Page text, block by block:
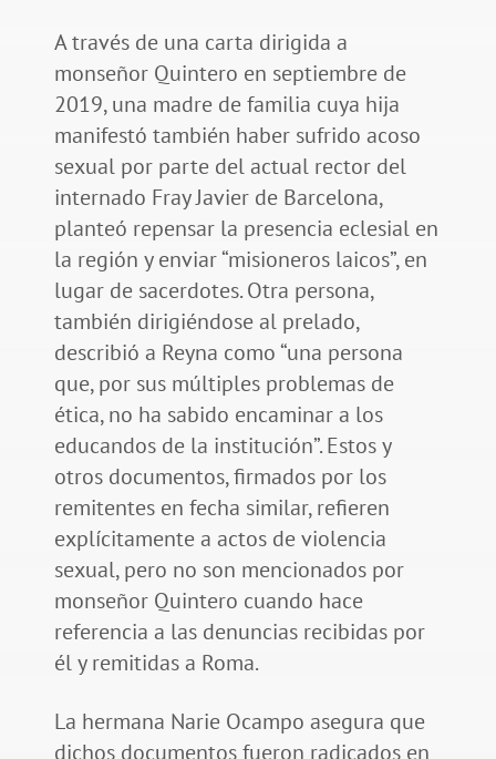
A través de una carta dirigida a
monseñor Quintero en septiembre de
2019, una madre de familia cuya hija
manifestó también haber sufrido acoso
sexual por parte del actual rector del
internado Fray Javier de Barcelona,
planteó repensar la presencia eclesial en
la región y enviar “misioneros laicos”, en
lugar de sacerdotes. Otra persona,
también dirigiéndose al prelado,
describió a Reyna como “una persona
que, por sus múltiples problemas de
ética, no ha sabido encaminar a los
educandos de la institución”. Estos y
otros documentos, firmados por los
remitentes en fecha similar, refieren
explícitamente a actos de violencia
sexual, pero no son mencionados por
monseñor Quintero cuando hace
referencia a las denuncias recibidas por
él y remitidas a Roma.
La hermana Narie Ocampo asegura que
dichos documentos fueron radicados en